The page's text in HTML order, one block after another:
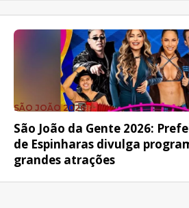
SÃO JOÃO 2026
São João da Gente 2026:
de Espinharas divulga
grandes atrações